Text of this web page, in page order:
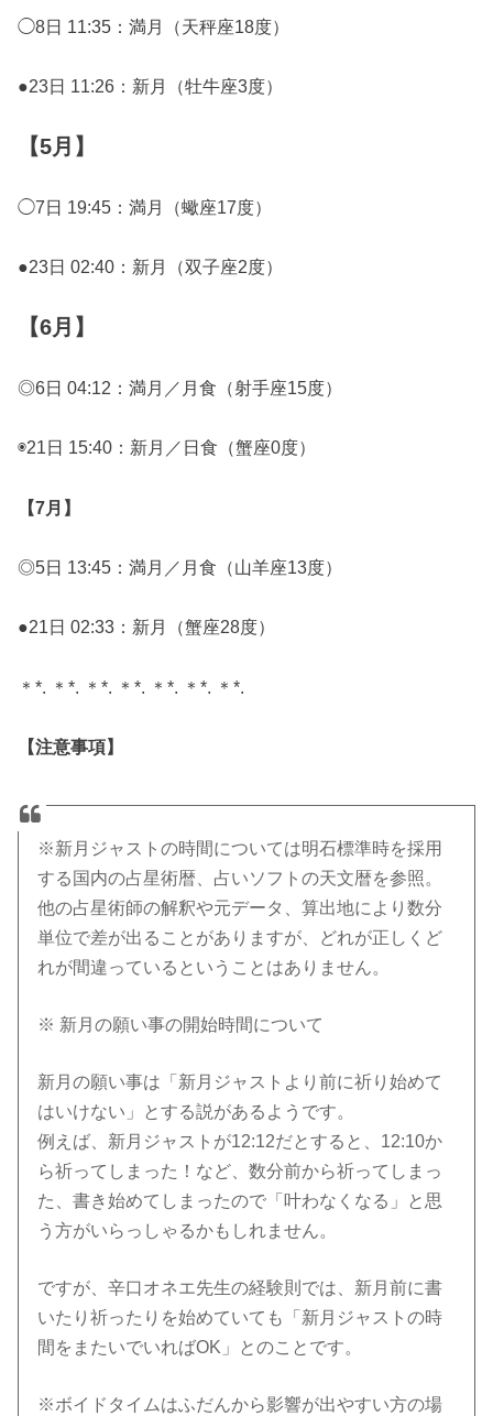
◯8日 11:35：満月（天秤座18度）
●23日 11:26：新月（牡牛座3度）
【5月】
◯7日 19:45：満月（蠍座17度）
●23日 02:40：新月（双子座2度）
【6月】
◎6日 04:12：満月／月食（射手座15度）
◉21日 15:40：新月／日食（蟹座0度）
【7月】
◎5日 13:45：満月／月食（山羊座13度）
●21日 02:33：新月（蟹座28度）
＊*. ＊*. ＊*. ＊*. ＊*. ＊*. ＊*.
【注意事項】
※新月ジャストの時間については明石標準時を採用
する国内の占星術暦、占いソフトの天文暦を参照。
他の占星術師の解釈や元データ、算出地により数分
単位で差が出ることがありますが、どれが正しくど
れが間違っているということはありません。
※ 新月の願い事の開始時間について
新月の願い事は「新月ジャストより前に祈り始めて
はいけない」とする説があるようです。
例えば、新月ジャストが12:12だとすると、12:10か
ら祈ってしまった！など、数分前から祈ってしまっ
た、書き始めてしまったので「叶わなくなる」と思
う方がいらっしゃるかもしれません。
ですが、辛口オネエ先生の経験則では、新月前に書
いたり祈ったりを始めていても「新月ジャストの時
間をまたいでいればOK」とのことです。
※ボイドタイムはふだんから影響が出やすい方の場